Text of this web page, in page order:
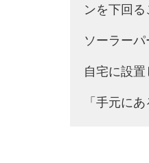
ンを下回る
ソーラー
自宅に設
「手元に